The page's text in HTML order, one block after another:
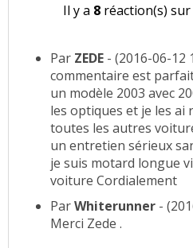
Il y a 8 réaction(s)
Par ZEDE - (2016-06-12
commentaire est
un modèle 2003 avec
les optiques et je les ai
toutes les autres
un entretien sérieux
je suis motard longue
voiture Cordialement
ParWhiterunner -
Merci Zede .